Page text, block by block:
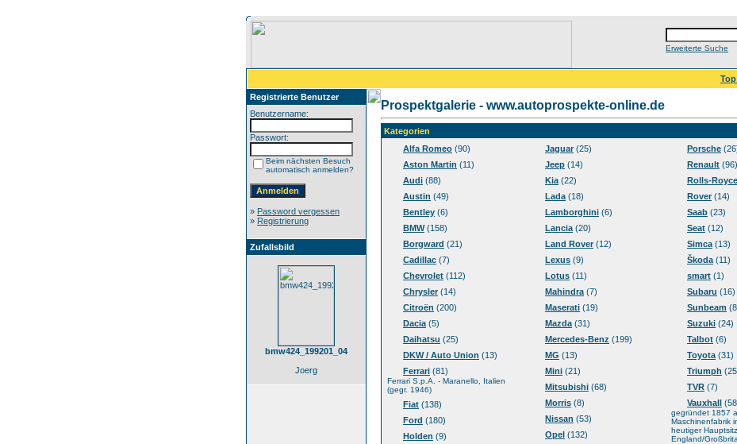
Erweiterte Suche
Registrierte Benutzer
Benutzername:
Passwort:
Beim nächsten Besuch
automatisch anmelden?
» Password vergessen
» Registrierung
Zufallsbild
bmw424_199201_04
Joerg
Prospektgalerie - www.autoprospekte-online.de
Kategorien
Alfa Romeo (90)
Aston Martin (11)
Audi (88)
Austin (49)
Bentley (6)
BMW(158)
Borgward (21)
Cadillac (7)
Chevrolet (112)
Chrysler(14)
Citroën (200)
Dacia (5)
Daihatsu (25)
DKW / Auto Union (13)
Ferrari (81)
Ferrari S.p.A. - Maranello, Italien
(gegr. 1946)
Fiat (138)
Ford (180)
Holden (9)
Jaguar(25)
Jeep (14)
Kia (22)
Lada (18)
Lamborghini (6)
Lancia (20)
Land Rover(12)
Lexus (9)
Lotus (11)
Mahindra (7)
Maserati (19)
Mazda (31)
Mercedes-Benz (199)
MG (13)
Mini (21)
Mitsubishi (68)
Morris (8)
Nissan (53)
Opel (132)
Porsche
Renault (96)
Rolls-Royce
Rover(14)
Saab (23)
Seat (12)
Simca (13)
Škoda (11)
smart (1)
Subaru (16)
Sunbeam
Suzuki (24)
Talbot (6)
Toyota (31)
Triumph
TVR (7)
Vauxhall
gegründet 1857
Maschinenfabrik
heutiger
England/